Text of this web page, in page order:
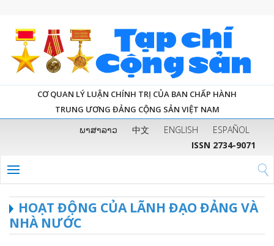
CƠ QUAN LÝ LUẬN CHÍNH TRỊ CỦA BAN CHẤP HÀNH
TRUNG ƯƠNG ĐẢNG CỘNG SẢN VIỆT NAM
ພາສາລາວ 中文 ENGLISH
ESPAÑOL
ISSN 2734-9071
HOẠT ĐỘNG CỦA LÃNH ĐẠO ĐẢNG VÀ
NHÀ NƯỚC